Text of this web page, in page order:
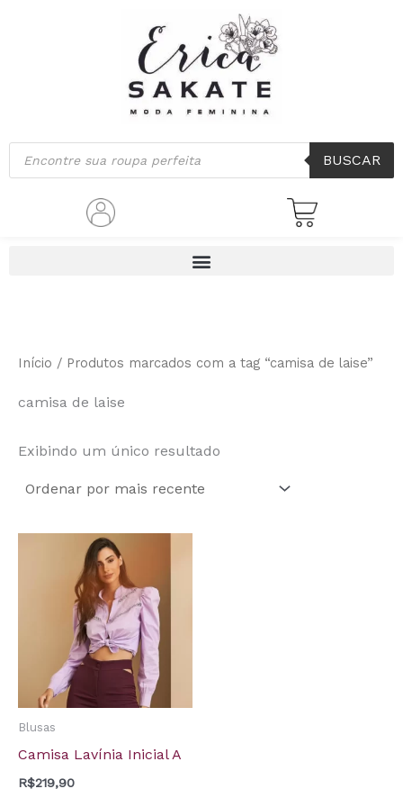
Pesquisar
produtos
BUSCAR
Início / Produtos marcados com a tag “camisa de laise”
camisa de laise
Exibindo um único resultado
Blusas
Camisa Lavínia Inicial A
R$219,90